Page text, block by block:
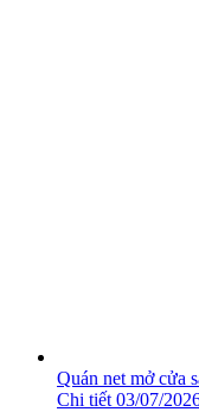
Quán net mở cửa
Chi tiết 03/07/